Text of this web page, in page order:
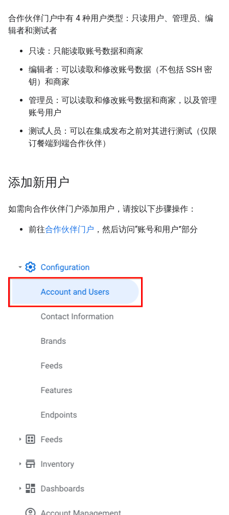
合作伙伴门户中有 4 种用户类型：只读用户、管理员、编
辑者和测试者
只读：只能读取账号数据和商家
编辑者：可以读取和修改账号数据（不包括 SSH 密
钥）和商家
管理员：可以读取和修改账号数据和商家，以及管理
账号用户
测试人员：可以在集成发布之前对其进行测试（仅限
订餐端到端合作伙伴）
添加新用户
如需向合作伙伴门户添加用户，请按以下步骤操作：
前往合作伙伴门户 ，然后访问“账号和用户”部分